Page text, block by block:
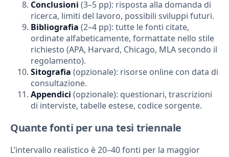
Conclusioni (3–5 pp): risposta alla domanda di
ricerca, limiti del lavoro, possibili sviluppi futuri.
Bibliografia (2–4 pp): tutte le fonti citate,
ordinate alfabeticamente, formattate nello stile
richiesto (APA, Harvard, Chicago, MLA secondo il
regolamento).
Sitografia (opzionale): risorse online con data di
consultazione.
Appendici (opzionale): questionari, trascrizioni
di interviste, tabelle estese, codice sorgente.
Quante fonti per una tesi triennale
L’intervallo realistico è 20–40 fonti per la maggior